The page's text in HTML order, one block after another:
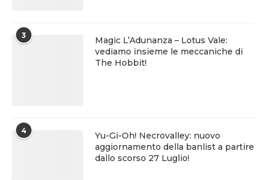
3
Magic L’Adunanza – Lotus Vale:
vediamo insieme le meccaniche di
The Hobbit!
4
Yu-Gi-Oh! Necrovalley: nuovo
aggiornamento della banlist a partire
dallo scorso 27 Luglio!